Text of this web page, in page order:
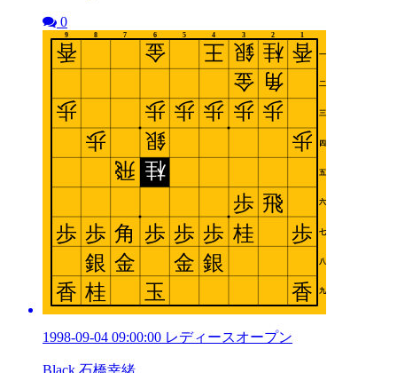
0
1998-09-04 09:00:00 レディースオープン
Black 石橋幸緒